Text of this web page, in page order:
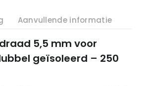
Aanvullende informatie
5,5 mm voor
geïsoleerd – 250